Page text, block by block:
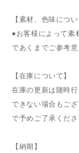
【素材、色味につい
●お客様によって素
であくまでご参考
【在庫について】
在庫の更新は随時
できない場合もご
で予めご了承くださ
【納期】